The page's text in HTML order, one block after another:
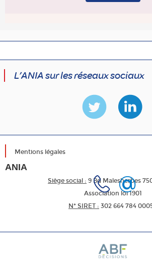
L’ANIA sur les réseaux sociaux
Mentions légales
ANIA
Siège social : 9 Bd Malesherbes
Association loi 1901
N* SIRET : 302 664 784